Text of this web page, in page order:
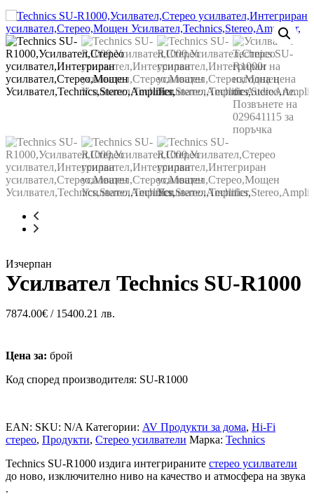
Изчерпан
Усилвател Technics SU-R1000
7874.00€ / 15400.21 лв.
Цена за: брой
Код според производителя: SU-R1000
EAN: SKU: N/A Категории: AV Продукти за дома, Hi-Fi
стерео, Продукти, Стерео усилватели Марка: Technics
Technics SU-R1000 издига интегрираните стерео усилватели
до ново, изключително ниво на качество и атмосфера на звука
.